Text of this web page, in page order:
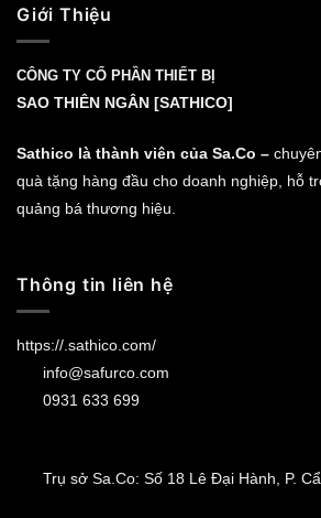
Giới Thiệu
CÔNG TY CỔ PHẦN THIẾT BỊ
SAO THIÊN NGÂN [SATHICO]
Sathico là thành viên của Sa.Co –
quà tặng hàng đầu cho doanh nghiệp, hỗ
quảng bá thương hiệu.
Thông tin liên hệ
https://.sathico.com/
info@safurco.com
0931 633 699
Trụ sở Sa.Co: Số 18 Lê Đại Hành, P.